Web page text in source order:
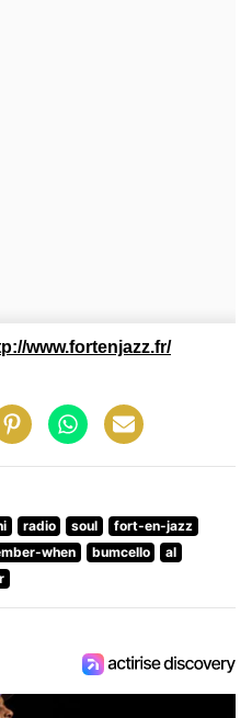
www.fortenjazz.fr/
radio soul
fort-en-jazz
when bumcello
al